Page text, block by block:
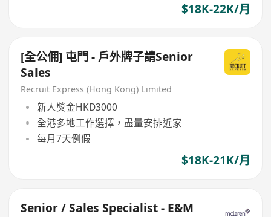
$18K-22K/月
[全公佣] 屯門 - 戶外牌子請Senior
Sales
Recruit Express (Hong Kong) Limited
新人獎金HKD3000
全港多地工作選擇，盡量安排近家
每月7天例假
$18K-21K/月
Senior / Sales Specialist - E&M